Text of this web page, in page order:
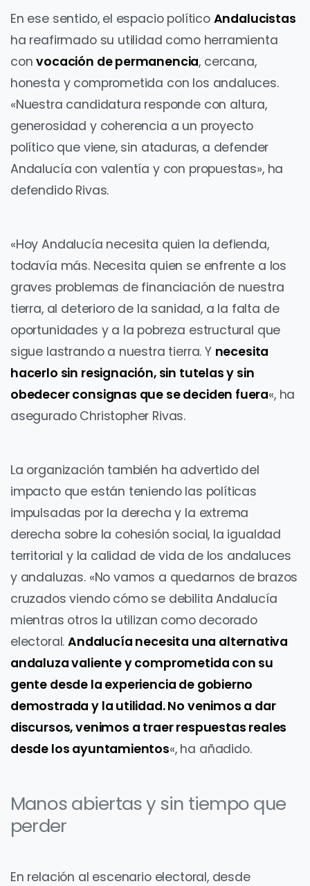
En ese sentido, el espacio político Andalucistas
ha reafirmado su utilidad como herramienta
convocación de permanencia, cercana,
honesta y comprometida con los andaluces.
«Nuestra candidatura responde con altura,
generosidad y coherencia a un proyecto
político que viene, sin ataduras, a defender
Andalucía con valentía y con propuestas», ha
defendido Rivas.
«Hoy Andalucía necesita quien la defienda,
todavía más. Necesita quien se enfrente a los
graves problemas de financiación de nuestra
tierra, al deterioro de la sanidad, a la falta de
oportunidades y a la pobreza estructural que
sigue lastrando a nuestra tierra. Y necesita
hacerlo sin resignación, sin tutelas y sin
obedecer consignas que se deciden fuera«, ha
asegurado Christopher Rivas.
La organización también ha advertido del
impacto que están teniendo las políticas
impulsadas por la derecha y la extrema
derecha sobre la cohesión social, la igualdad
territorial y la calidad de vida de los andaluces
y andaluzas. «No vamos a quedarnos de brazos
cruzados viendo cómo se debilita Andalucía
mientras otros la utilizan como decorado
electoral.Andalucía necesita una alternativa
andaluza valiente y comprometida con su
gente desde la experiencia de gobierno
demostrada y la utilidad. No venimos a dar
discursos, venimos a traer respuestas reales
desde los ayuntamientos«, ha añadido.
Manos abiertas y sin tiempo que
perder
En relación al escenario electoral, desde